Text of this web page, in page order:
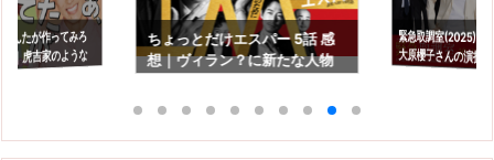
んたが作ってみろ
｜虎吉家のような
ちょっとだけエスパー 5話 感
想｜ヴィラン？に新たな人物
緊急取調室(2025) 4
大原櫻子さんの演技
あったが…